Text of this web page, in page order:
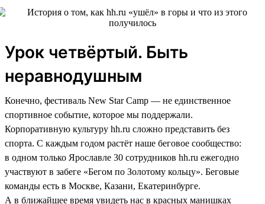
Урок четвёртый. Быть
неравнодушным
Конечно, фестиваль New Star Camp — не единственное
спортивное событие, которое мы поддержали.
Корпоративную культуру hh.ru сложно представить без
спорта. С каждым годом растёт наше беговое сообщество:
в одном только Ярославле 30 сотрудников hh.ru ежегодно
участвуют в забеге «Бегом по Золотому кольцу». Беговые
команды есть в Москве, Казани, Екатеринбурге.
А в ближайшее время увидеть нас в красных манишках